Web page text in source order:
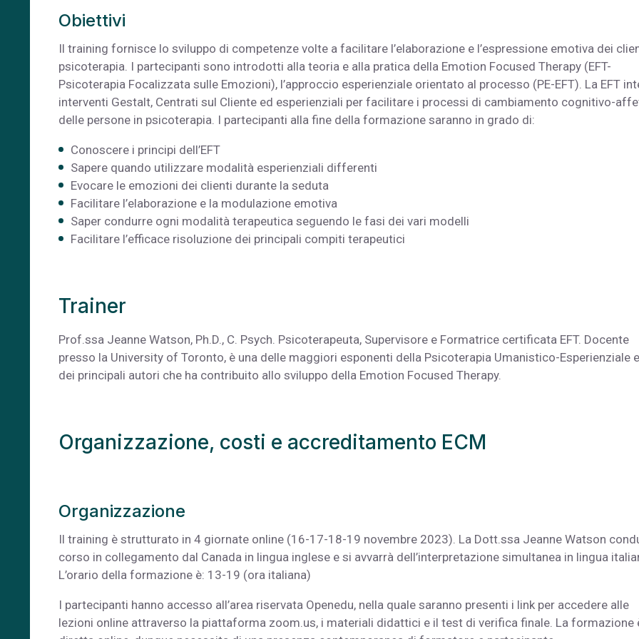
Obiettivi
Il training fornisce lo sviluppo di competenze volte a facilitare l’elaborazione e l’espressione emotiva dei
psicoterapia. I partecipanti sono introdotti alla teoria e alla pratica della Emotion Focused Therapy (EFT-
Psicoterapia Focalizzata sulle Emozioni), l’approccio esperienziale orientato al processo (PE-EFT). La EFT
interventi Gestalt, Centrati sul Cliente ed esperienziali per facilitare i processi di cambiamento cognitivo-
delle persone in psicoterapia. I partecipanti alla fine della formazione saranno in grado di:
Conoscere i principi dell’EFT
Sapere quando utilizzare modalità esperienziali differenti
Evocare le emozioni dei clienti durante la seduta
Facilitare l’elaborazione e la modulazione emotiva
Saper condurre ogni modalità terapeutica seguendo le fasi dei vari modelli
Facilitare l’efficace risoluzione dei principali compiti terapeutici
Trainer
Prof.ssa Jeanne Watson, Ph.D., C. Psych. Psicoterapeuta, Supervisore e Formatrice certificata EFT. Docente
presso la University of Toronto, è una delle maggiori esponenti della Psicoterapia Umanistico-Esperienziale
dei principali autori che ha contribuito allo sviluppo della Emotion Focused Therapy.
Organizzazione, costi e accreditamento ECM
Organizzazione
Il training è strutturato in 4 giornate online (16-17-18-19 novembre 2023). La Dott.ssa Jeanne Watson
corso in collegamento dal Canada in lingua inglese e si avvarrà dell’interpretazione simultanea in lingua
L’orario della formazione è: 13-19 (ora italiana)
I partecipanti hanno accesso all’area riservata Openedu, nella quale saranno presenti i link per accedere alle
lezioni online attraverso la piattaforma zoom.us, i materiali didattici e il test di verifica finale. La formazione